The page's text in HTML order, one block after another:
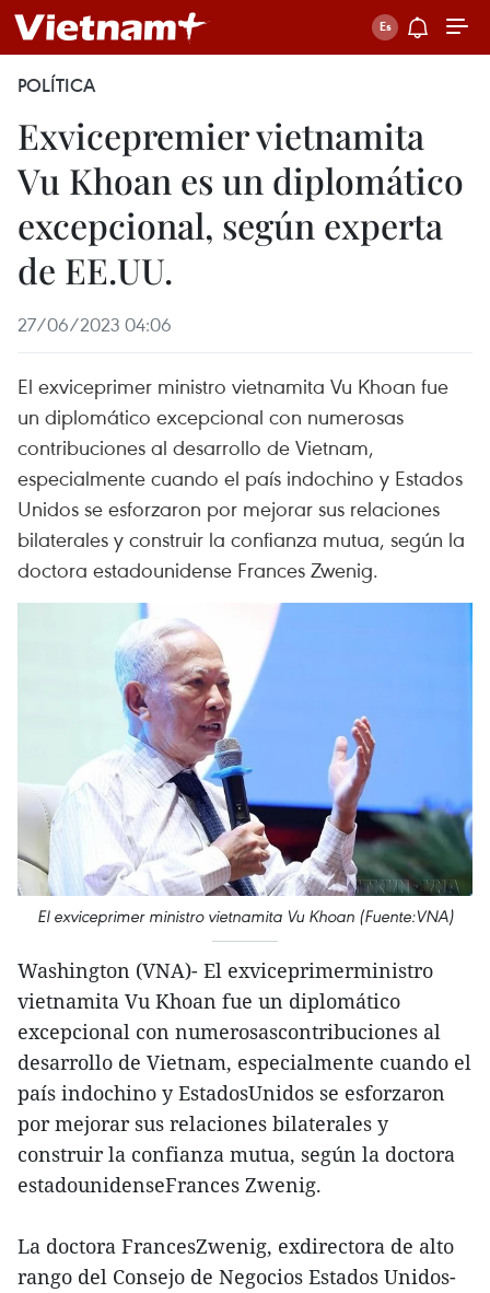
POLÍTICA
Exvicepremier vietnamita
Vu Khoan es un diplomático
excepcional, según experta
de EE.UU.
27/06/2023 04:06
El exviceprimer ministro vietnamita Vu Khoan fue
un diplomático excepcional con numerosas
contribuciones al desarrollo de Vietnam,
especialmente cuando el país indochino y Estados
Unidos se esforzaron por mejorar sus relaciones
bilaterales y construir la confianza mutua, según la
doctora estadounidense Frances Zwenig.
El exviceprimer ministro vietnamita Vu Khoan (Fuente:VNA)
Washington (VNA)- El exviceprimerministro
vietnamita Vu Khoan fue un diplomático
excepcional con numerosascontribuciones al
desarrollo de Vietnam, especialmente cuando el
país indochino y EstadosUnidos se esforzaron
por mejorar sus relaciones bilaterales y
construir la confianza mutua, según la doctora
estadounidenseFrances Zwenig.
La doctora FrancesZwenig, exdirectora de alto
rango del Consejo de Negocios Estados Unidos-